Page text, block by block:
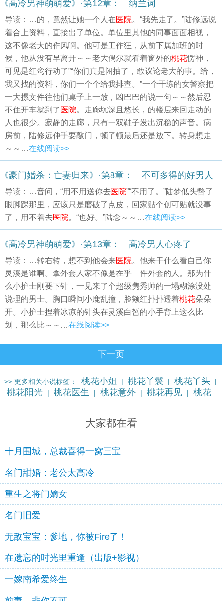
《高冷男神萌萌爱》·第12章： 纳兰词
导读：…的，竟然让她一个人在医院。“我先走了。”陆修远说
着合上资料，直接出了单位。单位里其他的同事面面相视，
这不像老大的作风啊。他可是工作狂，从前下属加班的时
候，他从没有早离开～～老大偶尔就看着窗外的桃花愣神，
可见是红鸾行动了”“你们真是闲抽了，敢议论老大的事。给，
我又找的资料，你们一个个给我排查。”一个干练的女警察把
一大摞文件往他们桌子上一放，凶巴巴的说一句～～然后忍
不住开车就到了 医院。走廊坈深且悠长，的楼层来回走动的
人也很少。寂静的走廊，只有一双鞋子发出沉稳的声音。病
房前，陆修远伸手要敲门，顿了顿最后还是放下。转身想走
～～…在线阅读>>
《豪门婚杀：亡妻归来》·第8章： 不可多得的好男人
导读：…音问，“用不用送你去医院”“不用了。”陆梦低头瞥了
眼脚踝那里，应该只是磨破了点皮，回家贴个创可贴就没事
了，用不着去医院。“也好。”陆念～～…在线阅读>>
《高冷男神萌萌爱》·第13章： 高冷男人心疼了
导读：…转右转，想不到他会来医院。他来干什么看自己你
灵溪是谁啊。拿外套人家不像是在乎一件外套的人。那为什
么小护士刚要下针，一见来了个超级隽秀帅的一塌糊涂没处
说理的男士。胸口瞬间小鹿乱撞，脸颊红扑扑透着桃花朵朵
开。小护士捏着冰凉的针头在灵溪白皙的小手背上这么比
划，那么比～～…在线阅读>>
下一页
>> 更多相关小说标签： 桃花小姐 | 桃花丫鬟 | 桃花丫头 |
桃花阳光 | 桃花医生 | 桃花意外 | 桃花再见 |
桃花
大家都在看
十月围城，总裁喜得一窝三宝
名门甜婚：老公太高冷
重生之将门嫡女
名门旧爱
无敌宝宝：爹地，你被Fire了！
在遗忘的时光里重逢（出版+影视）
一嫁南希爱终生